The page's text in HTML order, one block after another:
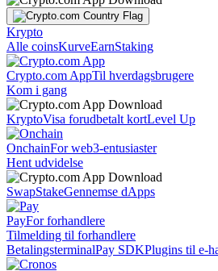
Krypto
Alle coinsKurveEarnStaking
Crypto.com AppTil hverdagsbrugere
Kom i gang
KryptoVisa forudbetalt kortLevel Up
OnchainFor web3-entusiaster
Hent udvidelse
SwapStakeGennemse dApps
PayFor forhandlere
Tilmelding til forhandlere
BetalingsterminalPay SDKPlugins til e-